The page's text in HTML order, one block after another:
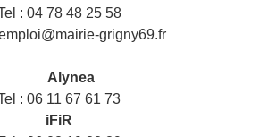
: 04 78 48 25 58
grigny69.fr
Alynea
: 06 11 67 61 73
iFiR